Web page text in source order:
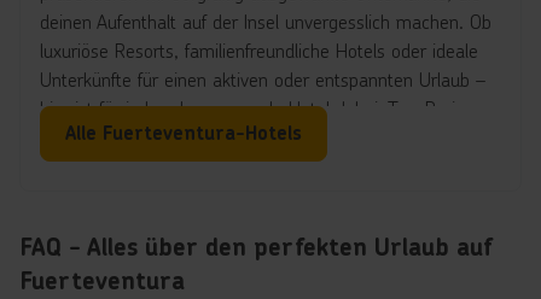
oder sogar kontaktlos. So bleibt mehr Zeit, um Sonne,
Strände und Freizeitaktivitäten auf der Insel zu genießen.
deinen Aufenthalt auf der Insel unvergesslich machen. Ob
luxuriöse Resorts, familienfreundliche Hotels oder ideale
Unterkünfte für einen aktiven oder entspannten Urlaub –
hier ist für jeden das passende Hotel dabei. Top-Preise
inklusive!
Alle Fuerteventura-Hotels
FAQ - Alles über den perfekten Urlaub auf
Fuerteventura